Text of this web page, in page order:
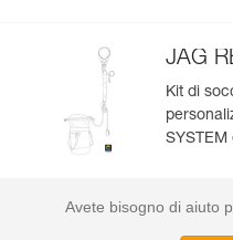
JAG
Kit di
SYSTEM
Avete bisogno di aiuto